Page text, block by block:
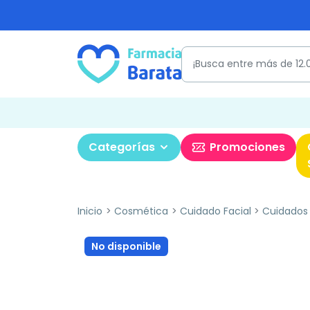
Categorías Promociones
Inicio Cosmética Cuidado Facial
No disponible